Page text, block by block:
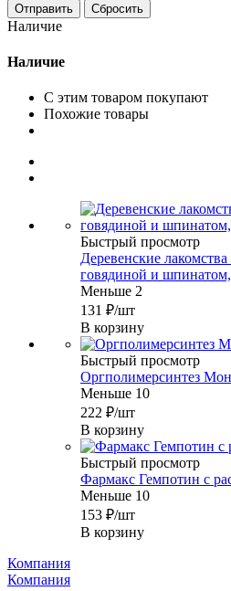
Сбросить
Наличие
Наличие
С этим товаром покупают
Похожие товары
Быстрый просмотр
Деревенские
говядиной и
Меньше 2
131 ₽/шт
В корзину
Быстрый просмотр
Оргполимерсинтез
Меньше 10
222 ₽/шт
В корзину
Быстрый просмотр
Фармакс Гемпотин с
Меньше 10
153 ₽/шт
В корзину
Компания
Компания